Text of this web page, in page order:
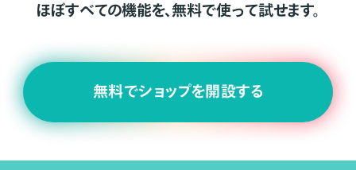
ほぼすべての機能を、無料で使って試せます。
無料でショップを開設する